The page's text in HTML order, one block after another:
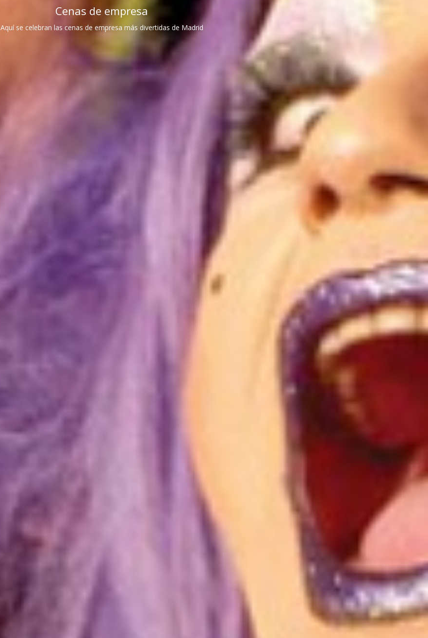
Cenas de empresa
Aquí se celebran las cenas de empresa más divertidas de Madrid